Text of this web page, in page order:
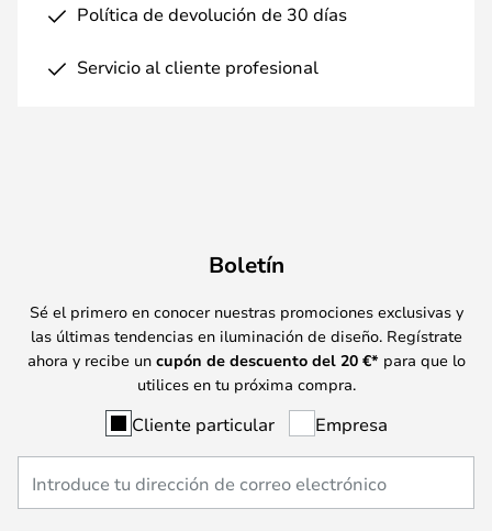
Política de devolución de 30 días
Servicio al cliente profesional
Boletín
Sé el primero en conocer nuestras promociones exclusivas y
las últimas tendencias en iluminación de diseño. Regístrate
ahora y recibe un cupón de descuento del 20 €* para que lo
utilices en tu próxima compra.
Cliente particular Empresa